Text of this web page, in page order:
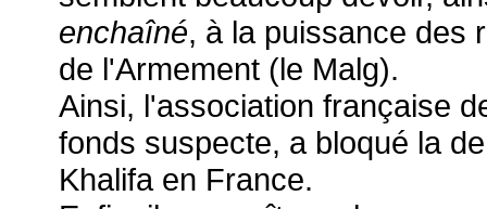
enchaîné, à la puissance des
de l'Armement (le Malg).
Ainsi, l'association française
fonds suspecte, a bloqué la
Khalifa en France.